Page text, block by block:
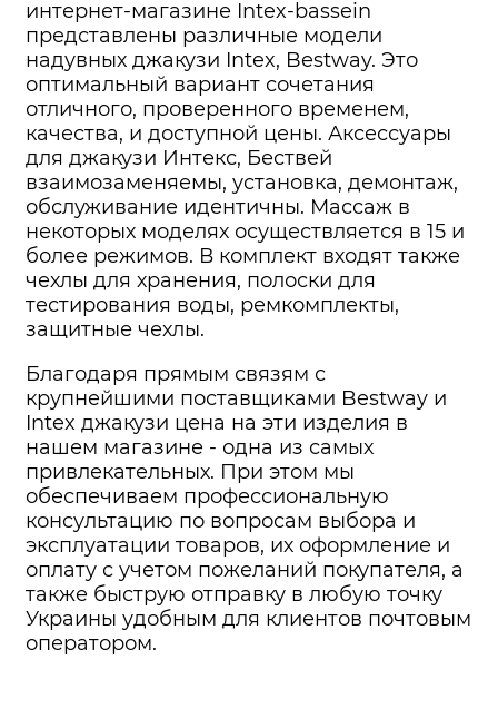
интернет-магазине Intex-bassein
представлены различные модели
надувных джакузи Intex, Bestway. Это
оптимальный вариант сочетания
отличного, проверенного временем,
качества, и доступной цены. Аксессуары
для джакузи Интекс, Бествей
взаимозаменяемы, установка, демонтаж,
обслуживание идентичны. Массаж в
некоторых моделях осуществляется в 15 и
более режимов. В комплект входят также
чехлы для хранения, полоски для
тестирования воды, ремкомплекты,
защитные чехлы.
Благодаря прямым связям с
крупнейшими поставщиками Bestway и
Intex джакузи цена на эти изделия в
нашем магазине - одна из самых
привлекательных. При этом мы
обеспечиваем профессиональную
консультацию по вопросам выбора и
эксплуатации товаров, их оформление и
оплату с учетом пожеланий покупателя, а
также быструю отправку в любую точку
Украины удобным для клиентов почтовым
оператором.